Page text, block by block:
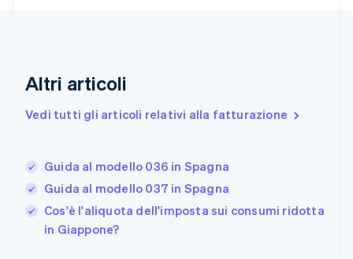
Altri articoli
Vedi tutti gli articoli relativi alla fatturazione
Guida al modello 036 in Spagna
Guida al modello 037 in Spagna
Cos'è l'aliquota dell'imposta sui consumi ridotta
in Giappone?
Finlandia
Francia
DeutschEnglish
Giappone
Gibilterra
English